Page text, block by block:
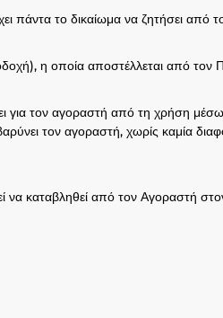
πάντα το δικαίωμα να ζητήσει από
η οποία αποστέλλεται από τον
τον αγοραστή από τη χρήση
τον αγοραστή, χωρίς καμία
να καταβληθεί από τον Αγοραστή